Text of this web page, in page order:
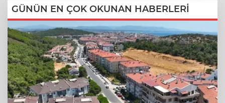
GÜNÜN EN ÇOK OKUNAN HABERLERİ